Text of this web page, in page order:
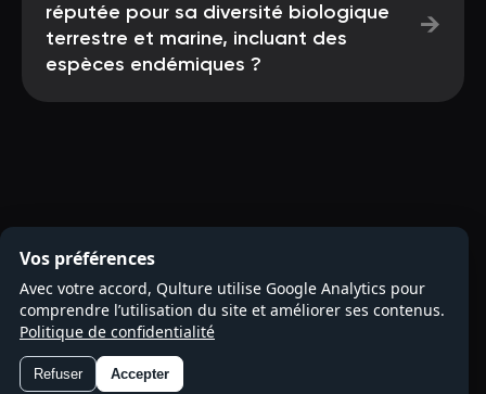
réputée pour sa diversité biologique
terrestre et marine, incluant des
espèces endémiques ?
→
Vos préférences
Avec votre accord, Qulture utilise Google Analytics pour
comprendre l’utilisation du site et améliorer ses contenus.
Politique de confidentialité
Refuser Accepter